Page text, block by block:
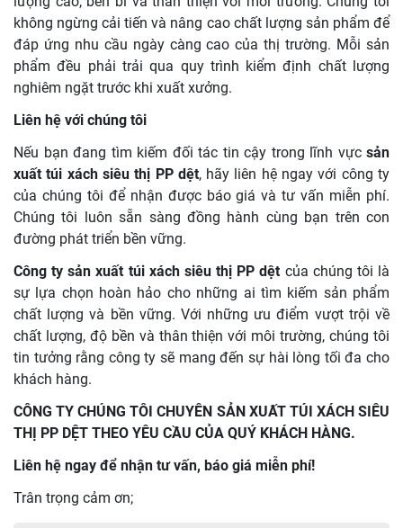
không ngừng cải tiến và nâng cao chất lượng sản phẩm để
đáp ứng nhu cầu ngày càng cao của thị trường. Mỗi sản
phẩm đều phải trải qua quy trình kiểm định chất lượng
nghiêm ngặt trước khi xuất xưởng.
Liên hệ với chúng tôi
Nếu bạn đang tìm kiếm đối tác tin cậy trong lĩnh vực sản
xuất túi xách siêu thị PP dệt, hãy liên hệ ngay với công ty
của chúng tôi để nhận được báo giá và tư vấn miễn phí.
Chúng tôi luôn sẵn sàng đồng hành cùng bạn trên con
đường phát triển bền vững.
Công ty sản xuất túi xách siêu thị PP dệt của chúng tôi là
sự lựa chọn hoàn hảo cho những ai tìm kiếm sản phẩm
chất lượng và bền vững. Với những ưu điểm vượt trội về
chất lượng, độ bền và thân thiện với môi trường, chúng tôi
tin tưởng rằng công ty sẽ mang đến sự hài lòng tối đa cho
khách hàng.
CÔNG TY CHÚNG TÔI CHUYÊN SẢN XUẤT TÚI XÁCH SIÊU
THỊ PP DỆT THEO YÊU CẦU CỦA QUÝ KHÁCH HÀNG.
Liên hệ ngay để nhận tư vấn, báo giá miễn phí!
Trân trọng cảm ơn;